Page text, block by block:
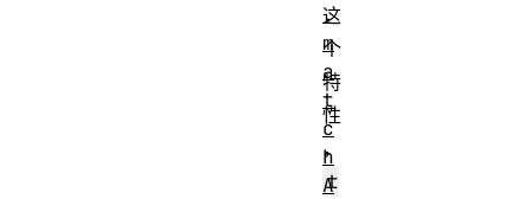
这
个
特
性
，
t
.
m
a
t
c
h
A